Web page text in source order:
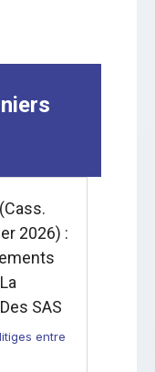
2026) :
SAS
litiges entre